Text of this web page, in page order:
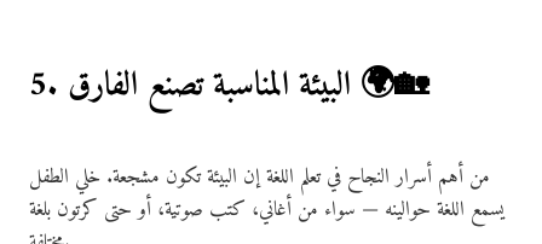
5. البيئة المناسبة تصنع الفارق 🌍🏡
من أهم أسرار النجاح في تعلم اللغة إن البيئة تكون مشجعة. خلي الطفل
يسمع اللغة حوالينه — سواء من أغاني، كتب صوتية، أو حتى كرتون بلغة